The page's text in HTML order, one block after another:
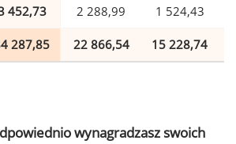
452,73 2 288,99 1 524,43
287,85 22 866,54 15 228,74
wynagradzasz swoich